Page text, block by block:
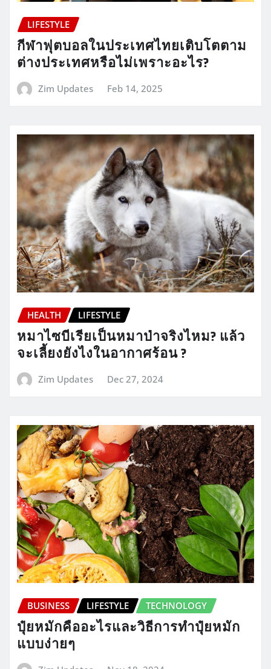
LIFESTYLE
กีฬาฟุตบอลในประเทศไทยเติบโตตาม
ต่างประเทศหรือไม่เพราะอะไร?
Zim Updates Feb 14, 2025
HEALTH LIFESTYLE
หมาไซบีเรียเป็นหมาป่าจริงไหม? แล้ว
จะเลี้ยงยังไงในอากาศร้อน ?
Zim Updates Dec 27, 2024
BUSINESS LIFESTYLE TECHNOLOGY
ปุ๋ยหมักคืออะไรและวิธีการทำปุ๋ยหมัก
แบบง่ายๆ